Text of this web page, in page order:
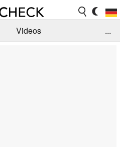
Videos
...